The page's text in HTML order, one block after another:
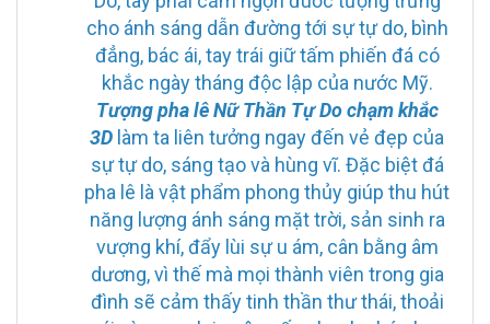
cho ánh sáng dẫn đường tới sự tự do, bình
đẳng, bác ái, tay trái giữ tấm phiến đá có
khắc ngày tháng độc lập của nước Mỹ.
Tượng pha lê Nữ Thần Tự Do chạm khắc
3D làm ta liên tưởng ngay đến vẻ đẹp của
sự tự do, sáng tạo và hùng vĩ. Đặc biệt đá
pha lê là vật phẩm phong thủy giúp thu hút
năng lượng ánh sáng mặt trời, sản sinh ra
vượng khí, đẩy lùi sự u ám, cân bằng âm
dương, vì thế mà mọi thành viên trong gia
đình sẽ cảm thấy tinh thần thư thái, thoải